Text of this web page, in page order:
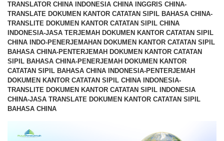
TRANSLATOR CHINA INDONESIA CHINA INGGRIS CHINA-
TRANSLATE DOKUMEN KANTOR CATATAN SIPIL BAHASA CHINA-
TRANSLITE DOKUMEN KANTOR CATATAN SIPIL CHINA
INDONESIA-JASA TERJEMAH DOKUMEN KANTOR CATATAN SIPIL
CHINA INDO-PENERJEMAHAN DOKUMEN KANTOR CATATAN SIPIL
BAHASA CHINA-PENTERJEMAH DOKUMEN KANTOR CATATAN
SIPIL BAHASA CHINA-PENERJEMAH DOKUMEN KANTOR
CATATAN SIPIL BAHASA CHINA INDONESIA-PENTERJEMAH
DOKUMEN KANTOR CATATAN SIPIL CHINA INDONESIA-
TRANSLITE DOKUMEN KANTOR CATATAN SIPIL INDONESIA
CHINA-JASA TRANSLATE DOKUMEN KANTOR CATATAN SIPIL
BAHASA CHINA